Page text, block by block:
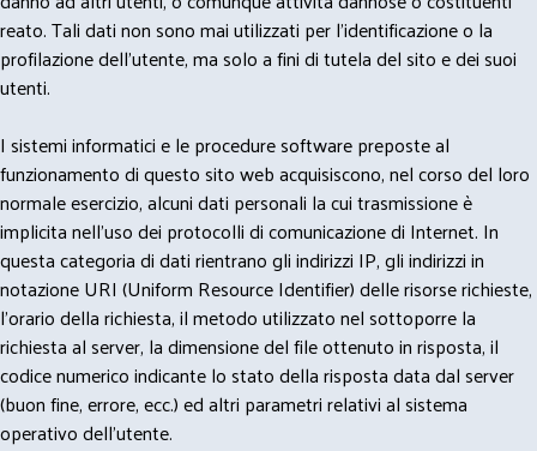
reato. Tali dati non sono mai utilizzati per l'identificazione o la
profilazione dell'utente, ma solo a fini di tutela del sito e dei suoi
utenti.
I sistemi informatici e le procedure software preposte al
funzionamento di questo sito web acquisiscono, nel corso del loro
normale esercizio, alcuni dati personali la cui trasmissione è
implicita nell'uso dei protocolli di comunicazione di Internet. In
questa categoria di dati rientrano gli indirizzi IP, gli indirizzi in
notazione URI (Uniform Resource Identifier) delle risorse richieste,
l'orario della richiesta, il metodo utilizzato nel sottoporre la
richiesta al server, la dimensione del file ottenuto in risposta, il
codice numerico indicante lo stato della risposta data dal server
(buon fine, errore, ecc.) ed altri parametri relativi al sistema
operativo dell'utente.